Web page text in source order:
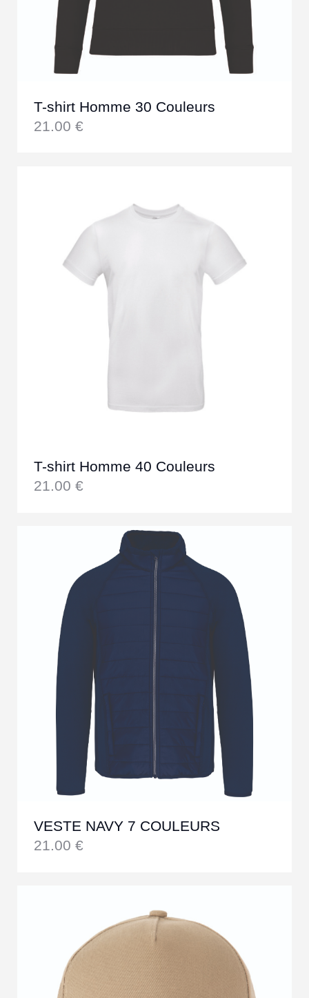
T-shirt Homme 30 Couleurs
21.00€
T-shirt Homme 40 Couleurs
21.00€
VESTE NAVY 7 COULEURS
21.00€